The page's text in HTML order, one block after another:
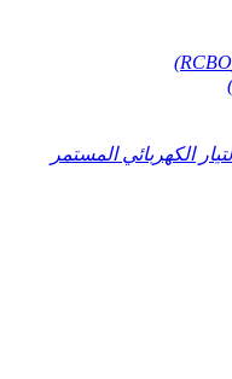
الكهربائي المستمر